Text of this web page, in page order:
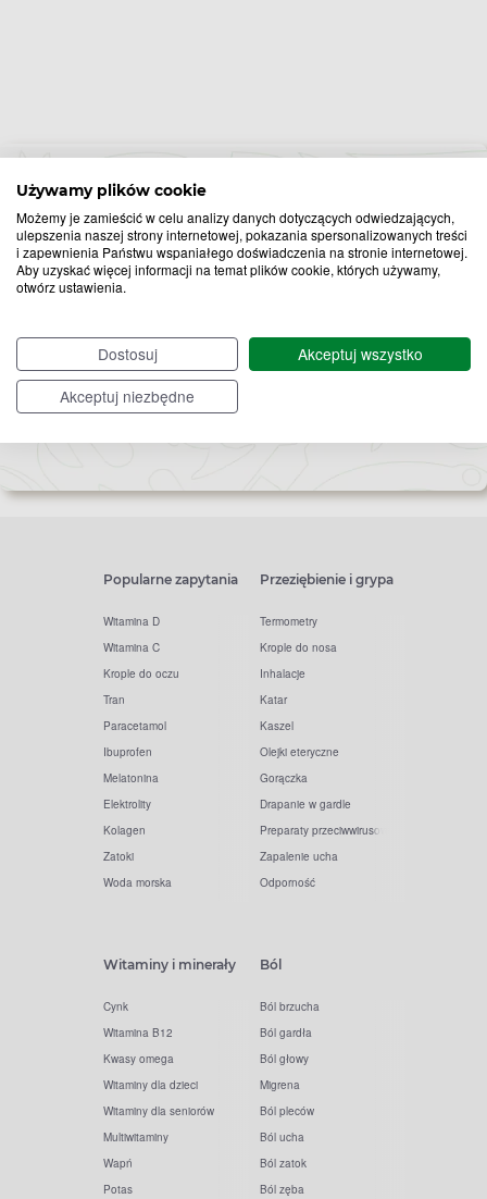
Używamy plików cookie
Możemy je zamieścić w celu analizy danych dotyczących odwiedzających,
ulepszenia naszej strony internetowej, pokazania spersonalizowanych treści
i zapewnienia Państwu wspaniałego doświadczenia na stronie internetowej.
Aby uzyskać więcej informacji na temat plików cookie, których używamy,
otwórz ustawienia.
Dostosuj
Akceptuj wszystko
Akceptuj niezbędne
Bądź na bieżąco,
zapisz się na nasz newsletter!
Zapisz
do
newslettera
Chcę otrzymywać newsletter Apteline
Popularne zapytania
Witamina D
Witamina C
Krople do oczu
Tran
Paracetamol
Ibuprofen
Melatonina
Elektrolity
Kolagen
Zatoki
Woda morska
Przeziębienie i grypa
Termometry
Krople do nosa
Inhalacje
Katar
Kaszel
Olejki eteryczne
Gorączka
Drapanie w gardle
Preparaty przeciwwirusowe
Zapalenie ucha
Odporność
Witaminy i minerały
Cynk
Witamina B12
Kwasy omega
Witaminy dla dzieci
Witaminy dla seniorów
Multiwitaminy
Wapń
Potas
Ból
Ból brzucha
Ból gardła
Ból głowy
Migrena
Ból pleców
Ból ucha
Ból zatok
Ból zęba